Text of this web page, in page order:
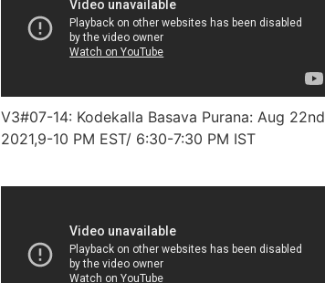
V3#07-14: Kodekalla Basava Purana: Aug 22nd
2021,9-10 PM EST/ 6:30-7:30 PM IST